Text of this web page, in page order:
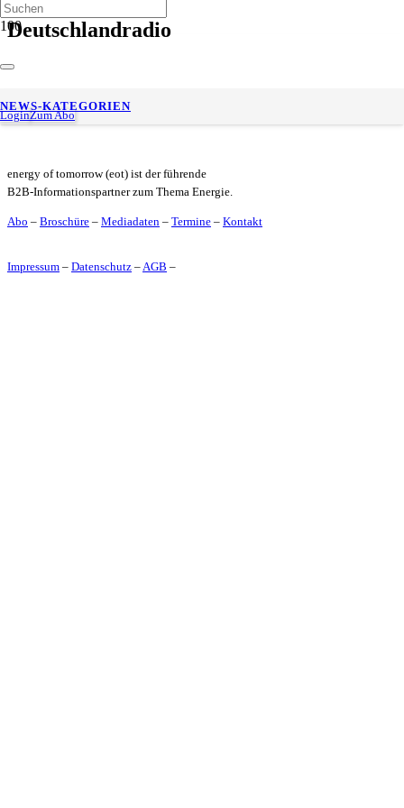
LoginZum Abo
NEWS-KATEGORIEN
Deutschlandradio
enercity erhält Großauftrag zur Stromversorgung aller
Einrichtungen von ARD und ZDF
energy of tomorrow (eot) ist der führende
B2B-Informationspartner zum Thema Energie.
Abo – Broschüre – Mediadaten – Termine – Kontakt
Impressum – Datenschutz –AGB –